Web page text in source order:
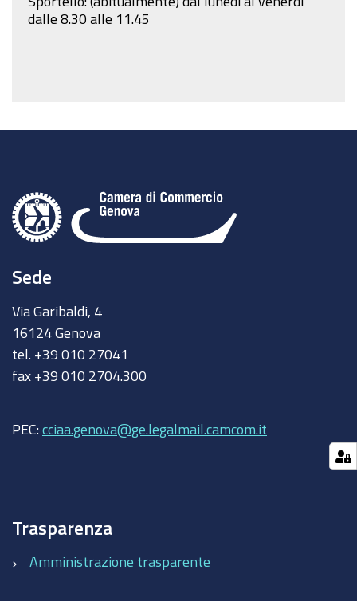
dalle 8.30 alle 11.45
Sede
Via Garibaldi, 4
16124 Genova
tel. +39 010 27041
fax +39 010 2704.300
PEC: cciaa.genova@ge.legalmail.camcom.it
Trasparenza
Amministrazione trasparente